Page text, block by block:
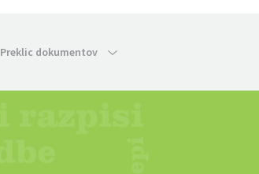
Preklic dokumentov